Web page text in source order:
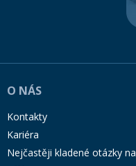
O NÁS
Kontakty
Kariéra
Nejčastěji kladené otázky